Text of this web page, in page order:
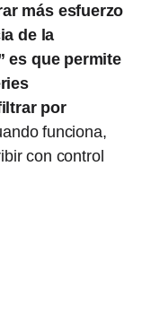
más esfuerzo
de la
es que permite
por
funciona,
con control